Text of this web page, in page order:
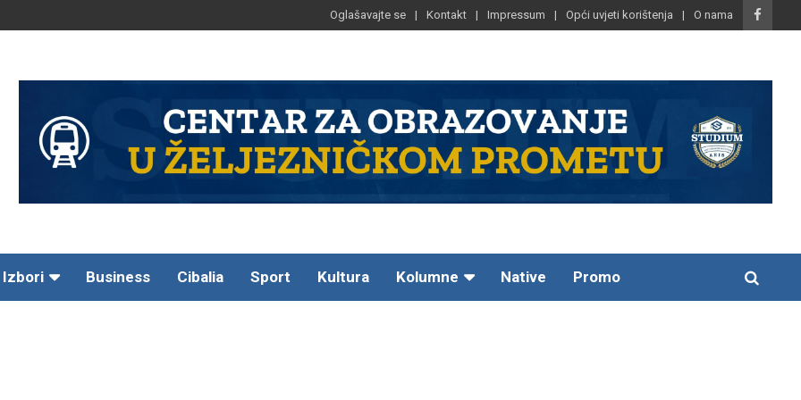
Oglašavajte se Kontakt Impressum Opći uvjeti korištenja O nama
Izbori Business Cibalia Sport Kultura Kolumne Native Promo